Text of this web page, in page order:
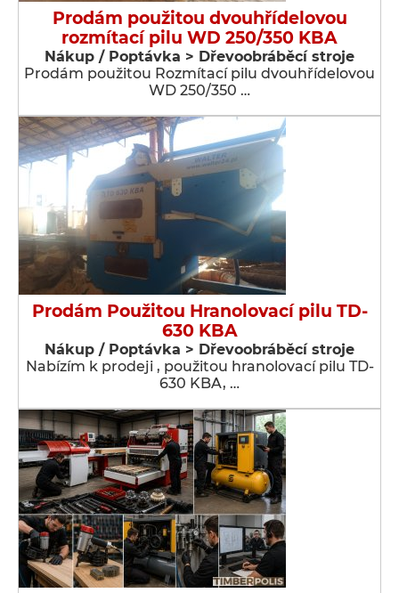
Prodám použitou dvouhřídelovou
rozmítací pilu WD 250/350 KBA
Nákup / Poptávka > Dřevoobráběcí stroje
Prodám použitou Rozmítací pilu dvouhřídelovou
WD 250/350 …
Prodám Použitou Hranolovací pilu TD-
630 KBA
Nákup / Poptávka > Dřevoobráběcí stroje
Nabízím k prodeji , použitou hranolovací pilu TD-
630 KBA, …